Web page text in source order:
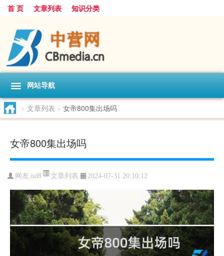
首 页 文章列表 知识分类
网站导航
> 文章列表 > 女帝800集出场吗
女帝800集出场吗
网友:nd8 文章列表 2024-07-31 20:10:12